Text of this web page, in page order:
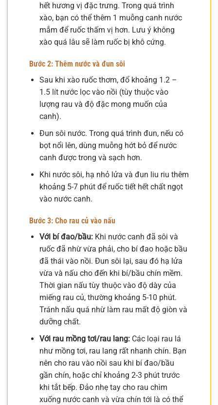
hết hương vị đặc trưng. Trong quá trình
xào, bạn có thể thêm 1 muỗng canh nước
mắm để ruốc thấm vị hơn. Lưu ý không
xào quá lâu sẽ làm ruốc bị khô cứng.
Bước 2: Thêm nước và đun sôi
Sau khi xào ruốc thơm, đổ khoảng 1.2 –
1.5 lít nước lọc vào nồi (tùy thuộc vào
lượng rau và độ đặc mong muốn của
canh).
Đun sôi nước. Trong quá trình đun, nếu có
bọt nổi lên, dùng muỗng hớt bỏ để nước
canh được trong và sạch hơn.
Khi nước sôi, hạ nhỏ lửa và đun liu riu thêm
khoảng 5-7 phút để ruốc tiết hết chất ngọt
vào nước canh.
Bước 3: Cho rau củ vào nấu
Với bí đao/bầu:Khi nước canh đã sôi và
ruốc đã nhừ vừa phải, cho bí đao hoặc bầu
đã thái vào nồi. Đun sôi lại, sau đó hạ lửa
vừa và nấu cho đến khi bí/bầu chín mềm.
Thời gian nấu tùy thuộc vào độ dày của
miếng rau củ, thường khoảng 5-10 phút.
Tránh nấu quá nhừ làm rau mất độ giòn và
dưỡng chất.
Với rau mồng tơi/rau lang:Các loại rau lá
như mồng tơi, rau lang rất nhanh chín. Bạn
nên cho rau vào nồi sau khi bí đao/bầu
gần chín, hoặc chỉ khoảng 2-3 phút trước
khi tắt bếp. Đảo nhẹ tay cho rau chìm
xuống nước canh và vừa chín tới là có thể